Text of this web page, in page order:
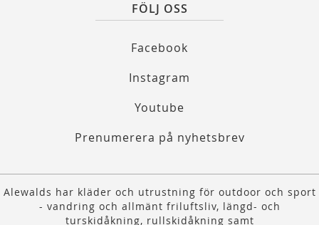
FÖLJ OSS
Facebook
Instagram
Youtube
Prenumerera på nyhetsbrev
Alewalds har kläder och utrustning för outdoor och sport
- vandring och allmänt friluftsliv, längd- och
turskidåkning, rullskidåkning samt